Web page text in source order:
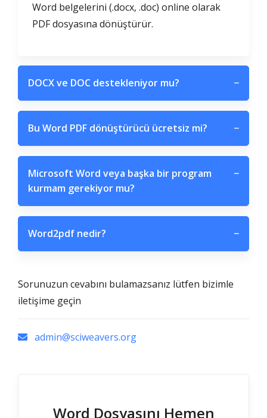
Word belgelerini (.docx, .doc) online olarak
PDF dosyasına dönüştürür.
DOCX ve DOC destekleniyor mu? −
Bu Word PDF dönüştürücü ücretsiz mi? −
Microsoft Word veya başka bir program
kurmam gerekiyor mu?
−
Word2pdf nedir? −
Sorunuzun cevabını bulamazsanız lütfen bizimle
iletişime geçin
admin@sciweavers.org
Word Dosyasını Hemen